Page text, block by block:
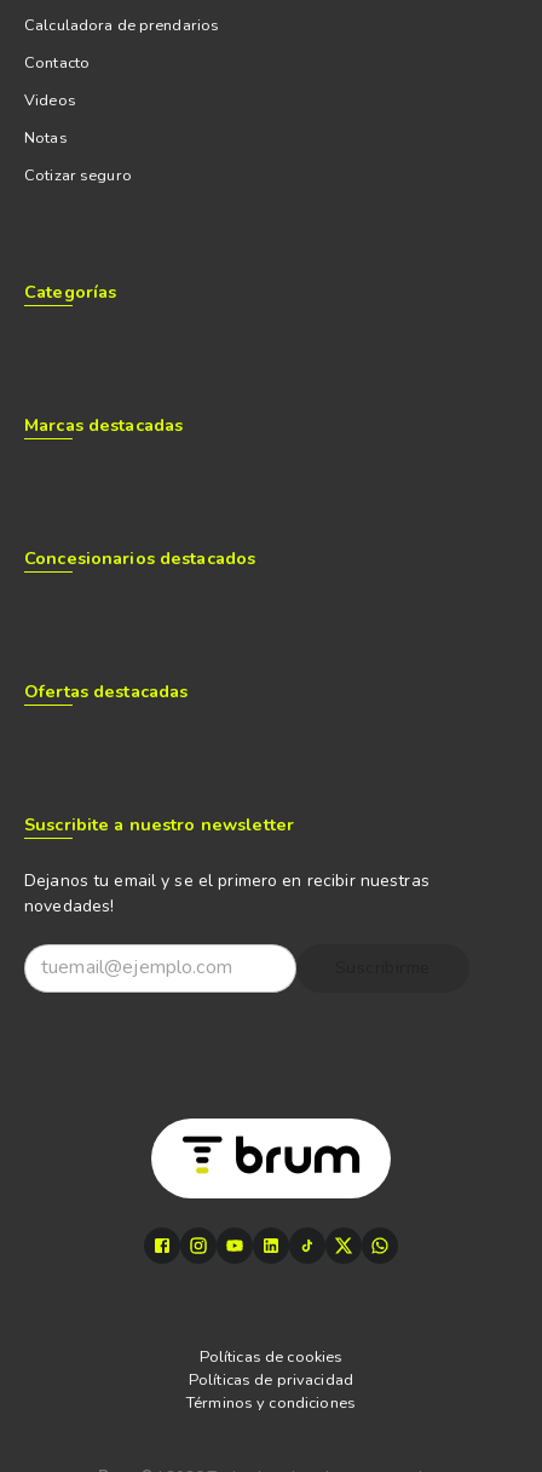
Calculadora de prendarios
Contacto
Videos
Notas
Cotizar seguro
Categorías
Marcas destacadas
Concesionarios destacados
Ofertas destacadas
Suscribite a nuestro newsletter
Dejanos tu email y se el primero en recibir nuestras
novedades!
Políticas de cookies
Políticas de privacidad
Términos y condiciones